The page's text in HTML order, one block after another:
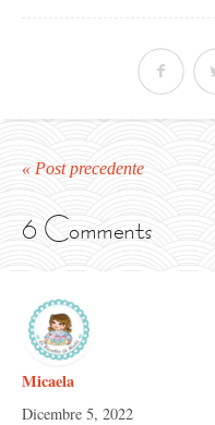
« Post precedente
6 Comments
Micaela
Dicembre 5, 2022